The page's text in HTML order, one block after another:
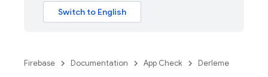
Firebase Documentation App Check Derleme